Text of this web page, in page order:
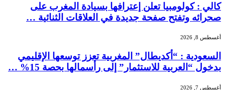
كالي : كولومبيا تعلن إعترافها بسيادة المغرب على
صحرائه وتفتح صفحة جديدة في العلاقات الثنائية …
أغسطس 8, 2026
السعودية : “أكديطال” المغربية تعزز توسعها الإقليمي
بدخول “العربية للاستثمار” إلى رأسمالها بحصة 15% …
أغسطس 7, 2026